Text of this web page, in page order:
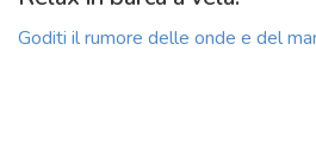
Goditi il rumore delle onde e del